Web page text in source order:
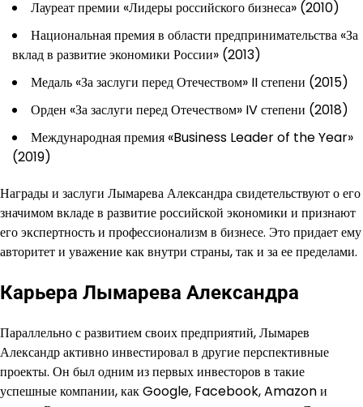
Лауреат премии «Лидеры российского бизнеса» (2010)
Национальная премия в области предпринимательства «За
вклад в развитие экономики России» (2013)
Медаль «За заслуги перед Отечеством» II степени (2015)
Орден «За заслуги перед Отечеством» IV степени (2018)
Международная премия «Business Leader of the Year»
(2019)
Награды и заслуги Лымарева Александра свидетельствуют о его
значимом вкладе в развитие российской экономики и признают
его экспертность и профессионализм в бизнесе. Это придает ему
авторитет и уважение как внутри страны, так и за ее пределами.
Карьера Лымарева Александра
Параллельно с развитием своих предприятий, Лымарев
Александр активно инвестировал в другие перспективные
проекты. Он был одним из первых инвесторов в такие
успешные компании, как Google, Facebook, Amazon и